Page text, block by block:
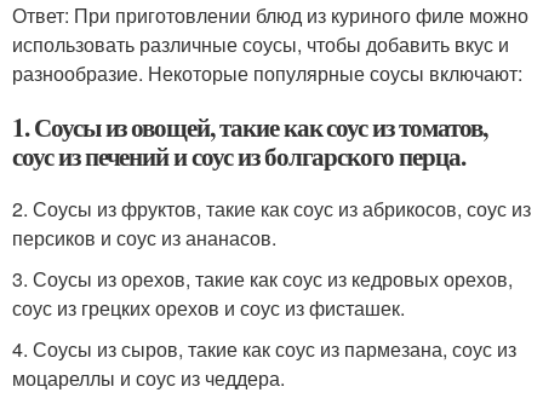
Ответ: При приготовлении блюд из куриного филе можно
использовать различные соусы, чтобы добавить вкус и
разнообразие. Некоторые популярные соусы включают:
1. Соусы из овощей, такие как соус из томатов,
соус из печений и соус из болгарского перца.
2. Соусы из фруктов, такие как соус из абрикосов, соус из
персиков и соус из ананасов.
3. Соусы из орехов, такие как соус из кедровых орехов,
соус из грецких орехов и соус из фисташек.
4. Соусы из сыров, такие как соус из пармезана, соус из
моцареллы и соус из чеддера.